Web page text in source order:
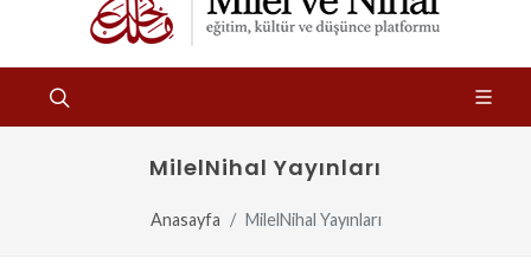
533
31
MilelNihal Yayınları
Anasayfa MilelNihal Yayınları